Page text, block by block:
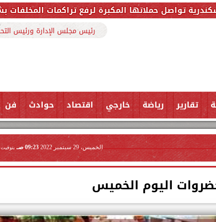
لرفع تراكمات المخلفات بشارع ملك حفني وتزيل 150 طنًا من
رئيس مجلس الإدارة ورئيس
تقارير رياضة خارجي اقتصاد حوادث فن
الخميس، 29 سبتمبر 2022 09:23 صـ بتوقيت
اليوم الخميس